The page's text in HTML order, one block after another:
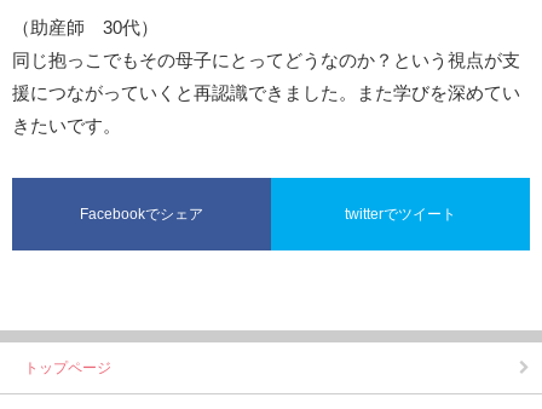
（助産師 30代）
同じ抱っこでもその母子にとってどうなのか？という視点が支
援につながっていくと再認識できました。また学びを深めてい
きたいです。
Facebookでシェア twitterでツイート
トップページ